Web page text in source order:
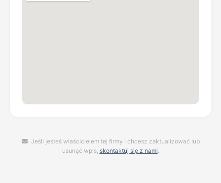
Jeśli jesteś właścicielem tej firmy i chcesz zaktualizować lub
usunąć wpis, skontaktuj się z nami.